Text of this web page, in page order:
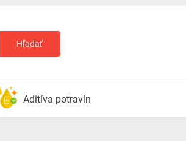
Hľadať
Aditíva potravín